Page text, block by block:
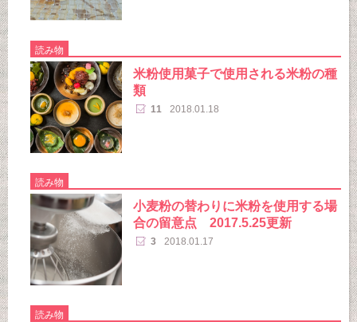
読み物
米粉使用菓子で使用される米粉の種
類
11 2018.01.18
読み物
小麦粉の替わりに米粉を使用する場
合の留意点 2017.5.25更新
3 2018.01.17
読み物